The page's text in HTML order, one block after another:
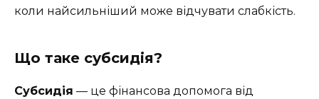
коли найсильніший може відчувати слабкість.
Що таке субсидія?
Субсидія — це фінансова допомога від